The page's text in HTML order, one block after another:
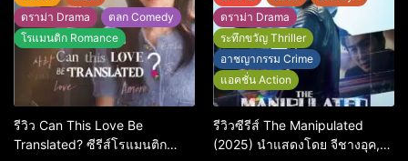
ดราม่า Drama
ตลก Comedy
โรแมนติก Romance
รีวิว Can This Love Be
Translated? ซีรีส์โรแมนติก
ดราม่า Drama
ระทึกขวัญ Thriller
อาชญากรรม Crime
แอคชั่น Action
รีวิวซีรีส์ The Manipulated
(2025) นำแสดงโดย จีชางอุค,